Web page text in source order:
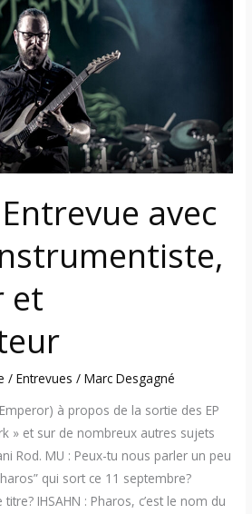
avec
et
/Entrevues /Marc Desgagné
à propos de la sortie des EP
» et sur de nombreux autres sujets
Rod. MU : Peux-tu nous parler un peu
qui sort ce 11 septembre?
IHSAHN : Pharos, c’est le nom du